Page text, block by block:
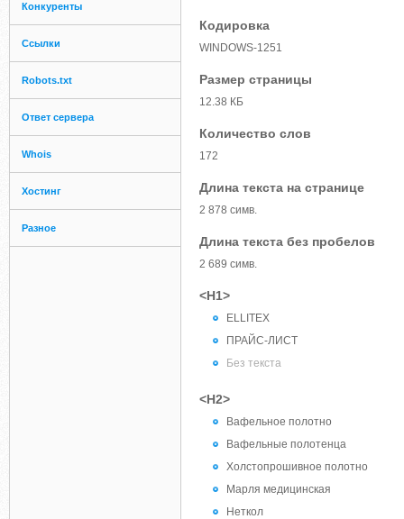
Конкуренты
Ссылки
Robots.txt
Ответ сервера
Whois
Хостинг
Разное
Кодировка
WINDOWS-1251
Размер страницы
12.38 КБ
Количество слов
172
Длина текста на странице
2 878 симв.
Длина текста без пробелов
2 689 симв.
<H1>
ELLITEX
ПРАЙС-ЛИСТ
Без текста
<H2>
Вафельное полотно
Вафельные полотенца
Холстопрошивное полотно
Марля медицинская
Неткол